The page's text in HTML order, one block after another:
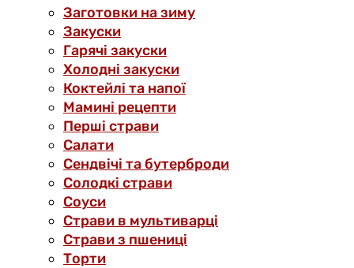
Заготовки на зиму
Закуски
Гарячі закуски
Холодні закуски
Коктейлі та напої
Мамині рецепти
Перші страви
Салати
Сендвічі та бутерброди
Солодкі страви
Соуси
Страви в мультиварці
Страви з пшениці
Торти